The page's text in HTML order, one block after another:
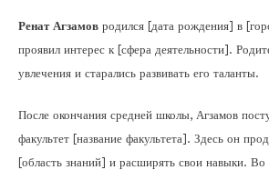
Ренат Агзамов родился [дата рождения] в
проявил интерес к [сфера деятельности].
увлечения и старались развивать его таланты.
После окончания средней школы, Агзамов
факультет [название факультета]. Здесь он
[область знаний] и расширять свои навыки.